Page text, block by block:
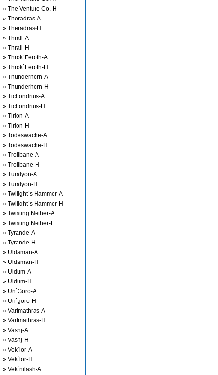
» The Venture Co.-H
» Theradras-A
» Theradras-H
» Thrall-A
» Thrall-H
» Throk`Feroth-A
» Throk`Feroth-H
» Thunderhorn-A
» Thunderhorn-H
» Tichondrius-A
» Tichondrius-H
» Tirion-A
» Tirion-H
» Todeswache-A
» Todeswache-H
» Trollbane-A
» Trollbane-H
» Turalyon-A
» Turalyon-H
» Twilight`s Hammer-A
» Twilight`s Hammer-H
» Twisting Nether-A
» Twisting Nether-H
» Tyrande-A
» Tyrande-H
» Uldaman-A
» Uldaman-H
» Uldum-A
» Uldum-H
» Un`Goro-A
» Un`goro-H
» Varimathras-A
» Varimathras-H
» Vashj-A
» Vashj-H
» Vek`lor-A
» Vek`lor-H
» Vek`nilash-A